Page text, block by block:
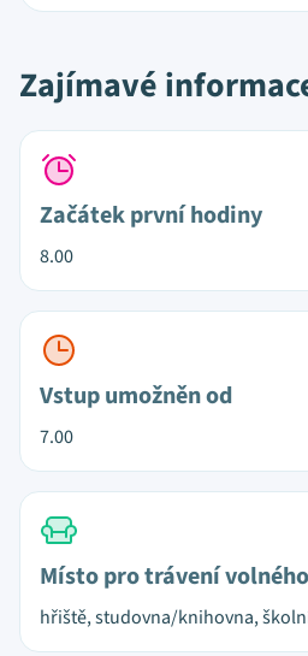
Zajímavé
Začátek první hodiny
8.00
Vstup umožněn od
7.00
Místo pro trávení
hřiště, studovna/knihovna,